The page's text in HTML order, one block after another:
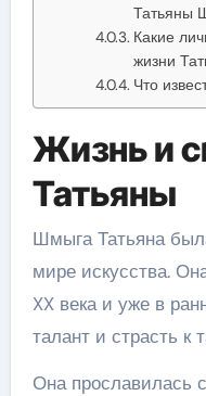
Татьяны
Какие
жизни
Что
Жизнь и
Татьяны
Шмыга Татьяна
мире искусства.
XX века и уже в
талант и страсть к
Она прославилась